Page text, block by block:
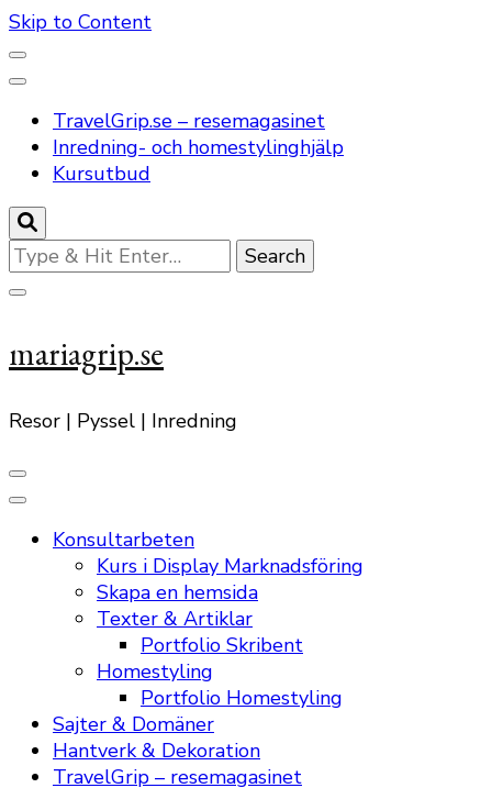
Skip to Content
TravelGrip.se – resemagasinet
Inredning- och homestylinghjälp
Kursutbud
Looking
for
Something?
mariagrip.se
Resor | Pyssel | Inredning
Konsultarbeten
Kurs i Display Marknadsföring
Skapa en hemsida
Texter & Artiklar
Portfolio Skribent
Homestyling
Portfolio Homestyling
Sajter & Domäner
Hantverk & Dekoration
TravelGrip – resemagasinet